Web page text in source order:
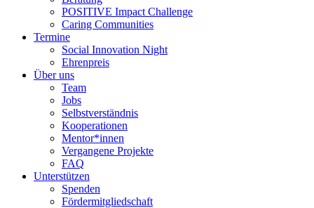
POSITIVE Impact Challenge
Caring Communities
Termine
Social Innovation Night
Ehrenpreis
Über uns
Team
Jobs
Selbstverständnis
Kooperationen
Mentor*innen
Vergangene Projekte
FAQ
Unterstützen
Spenden
Fördermitgliedschaft